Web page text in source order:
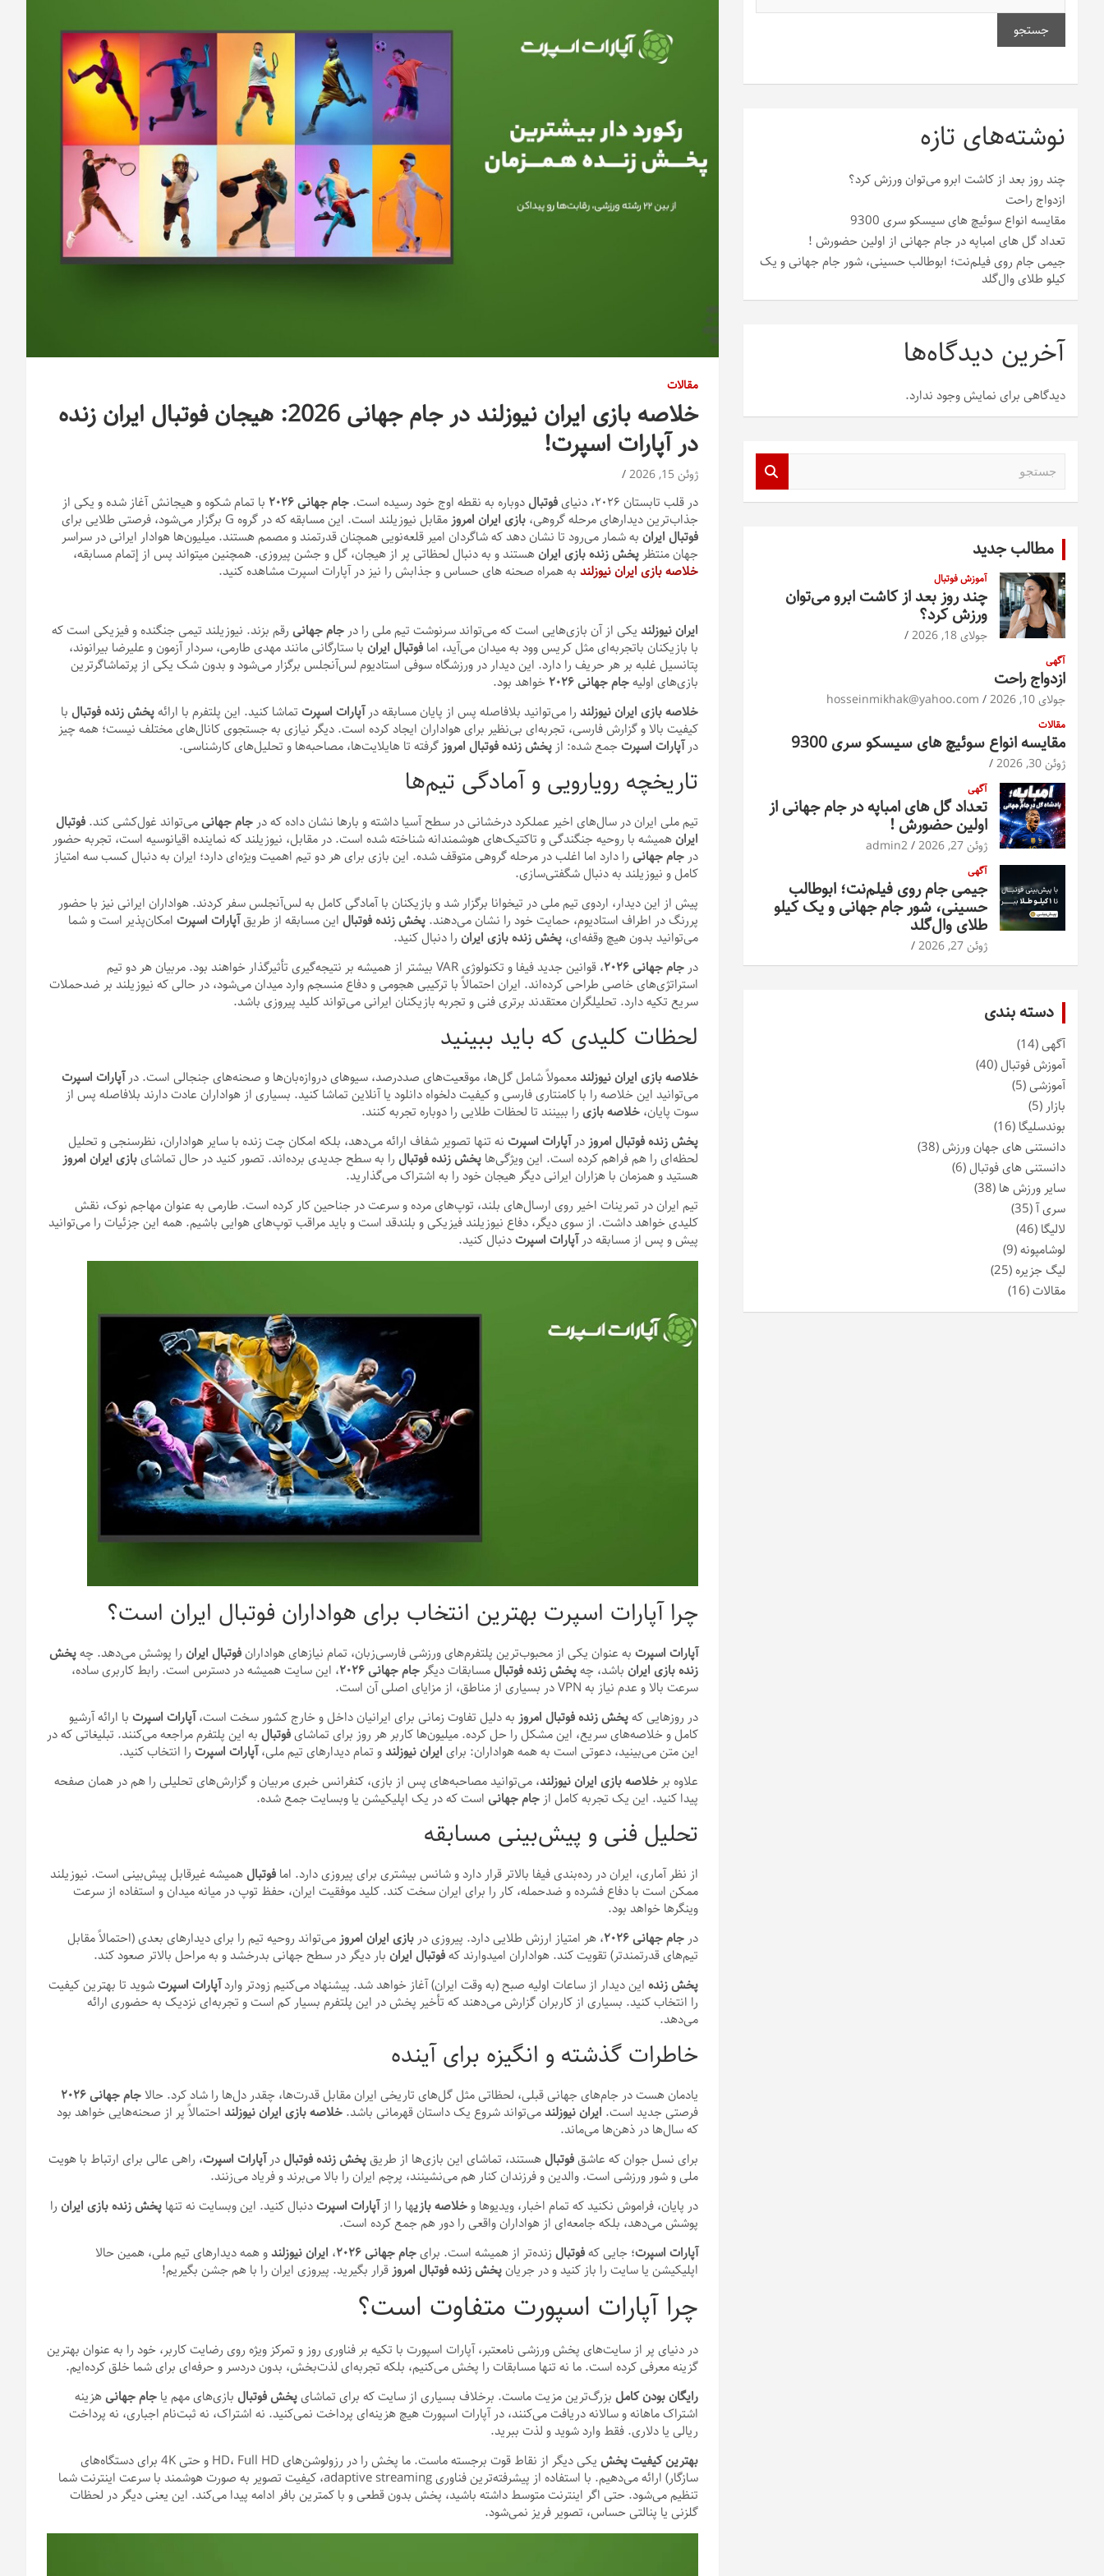
مقالات
خلاصه بازی ایران نیوزلند در جام جهانی 2026: هیجان فوتبال ایران زنده
در آپارات اسپرت!
ژوئن 15, 2026
در قلب تابستان ۲۰۲۶، دنیای فوتبالدوباره به نقطه اوج خود رسیده است. جام جهانی۲۰۲۶ با تمام شکوه و هیجانش آغاز شده و یکی از
جذاب‌ترین دیدارهای مرحله گروهی، بازی ایران امروز مقابل نیوزیلند است. این مسابقه که در گروه G برگزار می‌شود، فرصتی طلایی برای
فوتبال ایرانبه شمار می‌رود تا نشان دهد که شاگردان امیر قلعه‌نویی همچنان قدرتمند و مصمم هستند. میلیون‌ها هوادار ایرانی در سراسر
جهان منتظر پخش زنده بازی ایرانهستند و به دنبال لحظاتی پر از هیجان، گل و جشن پیروزی. همچنین میتواند پس از إتمام مسابقه،
خلاصه بازی ایران نیوزلندبه همراه صحنه های حساس و جذابش را نیز در آپارات اسپرت مشاهده کنید.
ایران نیوزلندیکی از آن بازی‌هایی است که می‌تواند سرنوشت تیم ملی را در جام جهانیرقم بزند. نیوزیلند تیمی جنگنده و فیزیکی است که
با بازیکنان باتجربه‌ای مثل کریس وود به میدان می‌آید، اما فوتبال ایرانبا ستارگانی مانند مهدی طارمی، سردار آزمون و علیرضا بیرانوند،
پتانسیل غلبه بر هر حریف را دارد. این دیدار در ورزشگاه سوفی استادیوم لس‌آنجلس برگزار می‌شود و بدون شک یکی از پرتماشاگرترین
بازی‌های اولیهجام جهانی۲۰۲۶ خواهد بود.
خلاصه بازی ایران نیوزلندرا می‌توانید بلافاصله پس از پایان مسابقه درآپارات اسپرتتماشا کنید. این پلتفرم با ارائهپخش زنده فوتبالبا
کیفیت بالا و گزارش فارسی، تجربه‌ای بی‌نظیر برای هواداران ایجاد کرده است. دیگر نیازی به جستجوی کانال‌های مختلف نیست؛ همه چیز
درآپارات اسپرتجمع شده: از پخش زنده فوتبال امروز گرفته تا هایلایت‌ها، مصاحبه‌ها و تحلیل‌های کارشناسی.
تاریخچه رویارویی و آمادگی تیم‌ها
تیم ملی ایران در سال‌های اخیر عملکرد درخشانی در سطح آسیا داشته و بارها نشان داده که در جام جهانیمی‌تواند غول‌کشی کند. فوتبال
ایرانهمیشه با روحیه جنگندگی و تاکتیک‌های هوشمندانه شناخته شده است. در مقابل، نیوزیلند که نماینده اقیانوسیه است، تجربه حضور
در جام جهانیرا دارد اما اغلب در مرحله گروهی متوقف شده. این بازی برای هر دو تیم اهمیت ویژه‌ای دارد؛ ایران به دنبال کسب سه امتیاز
کامل و نیوزیلند به دنبال شگفتی‌سازی.
پیش از این دیدار، اردوی تیم ملی در تیخوانا برگزار شد و بازیکنان با آمادگی کامل به لس‌آنجلس سفر کردند. هواداران ایرانی نیز با حضور
پررنگ در اطراف استادیوم، حمایت خود را نشان می‌دهند. پخش زنده فوتبالاین مسابقه از طریقآپارات اسپرتامکان‌پذیر است و شما
می‌توانید بدون هیچ وقفه‌ای، پخش زنده بازی ایرانرا دنبال کنید.
در جام جهانی۲۰۲۶
، قوانین جدید فیفا و تکنولوژی VAR بیشتر از همیشه بر نتیجه‌گیری تأثیرگذار خواهند بود. مربیان هر دو تیم
استراتژی‌های خاصی طراحی کرده‌اند. ایران احتمالاً با ترکیبی هجومی و دفاع منسجم وارد میدان می‌شود، در حالی که نیوزیلند بر ضدحملات
سریع تکیه دارد. تحلیلگران معتقدند برتری فنی و تجربه بازیکنان ایرانی می‌تواند کلید پیروزی باشد.
لحظات کلیدی که باید ببینید
خلاصه بازی ایران نیوزلندمعمولاً شامل گل‌ها، موقعیت‌های صددرصد، سیوهای دروازه‌بان‌ها و صحنه‌های جنجالی است. درآپارات اسپرت
می‌توانید این خلاصه را با کامنتاری فارسی و کیفیت دلخواه دانلود یا آنلاین تماشا کنید. بسیاری از هواداران عادت دارند بلافاصله پس از
سوت پایان، خلاصه بازیرا ببینند تا لحظات طلایی را دوباره تجربه کنند.
پخش زنده فوتبال امروز درآپارات اسپرتنه تنها تصویر شفاف ارائه می‌دهد، بلکه امکان چت زنده با سایر هواداران، نظرسنجی و تحلیل
لحظه‌ای را هم فراهم کرده است. این ویژگی‌ها پخش زنده فوتبالرا به سطح جدیدی برده‌اند. تصور کنید در حال تماشایبازی ایران امروز
هستید و همزمان با هزاران ایرانی دیگر هیجان خود را به اشتراک می‌گذارید.
تیم ایران در تمرینات اخیر روی ارسال‌های بلند، توپ‌های مرده و سرعت در جناحین کار کرده است. طارمی به عنوان مهاجم نوک، نقش
کلیدی خواهد داشت. از سوی دیگر، دفاع نیوزیلند فیزیکی و بلندقد است و باید مراقب توپ‌های هوایی باشیم. همه این جزئیات را می‌توانید
پیش و پس از مسابقه درآپارات اسپرتدنبال کنید.
چرا آپارات اسپرت بهترین انتخاب برای هواداران فوتبال ایران است؟
آپارات اسپرتبه عنوان یکی از محبوب‌ترین پلتفرم‌های ورزشی فارسی‌زبان، تمام نیازهای هوادارانفوتبال ایرانرا پوشش می‌دهد. چهپخش
زنده بازی ایرانباشد، چهپخش زنده فوتبالمسابقات دیگر جام جهانی۲۰۲۶، این سایت همیشه در دسترس است. رابط کاربری ساده،
سرعت بالا و عدم نیاز به VPN در بسیاری از مناطق، از مزایای اصلی آن است.
در روزهایی کهپخش زنده فوتبال امروز به دلیل تفاوت زمانی برای ایرانیان داخل و خارج کشور سخت است،آپارات اسپرتبا ارائه آرشیو
کامل و خلاصه‌های سریع، این مشکل را حل کرده. میلیون‌ها کاربر هر روز برای تماشایفوتبالبه این پلتفرم مراجعه می‌کنند. تبلیغاتی که در
این متن می‌بینید، دعوتی است به همه هواداران: برای ایران نیوزلندو تمام دیدارهای تیم ملی،آپارات اسپرترا انتخاب کنید.
علاوه بر خلاصه بازی ایران نیوزلند، می‌توانید مصاحبه‌های پس از بازی، کنفرانس خبری مربیان و گزارش‌های تحلیلی را هم در همان صفحه
پیدا کنید. این یک تجربه کامل از جام جهانیاست که در یک اپلیکیشن یا وبسایت جمع شده.
تحلیل فنی و پیش‌بینی مسابقه
از نظر آماری، ایران در رده‌بندی فیفا بالاتر قرار دارد و شانس بیشتری برای پیروزی دارد. اما فوتبالهمیشه غیرقابل پیش‌بینی است. نیوزیلند
ممکن است با دفاع فشرده و ضدحمله، کار را برای ایران سخت کند. کلید موفقیت ایران، حفظ توپ در میانه میدان و استفاده از سرعت
وینگرها خواهد بود.
در جام جهانی۲۰۲۶، هر امتیاز ارزش طلایی دارد. پیروزی در بازی ایران امروز می‌تواند روحیه تیم را برای دیدارهای بعدی (احتمالاً مقابل
تیم‌های قدرتمندتر) تقویت کند. هواداران امیدوارند کهفوتبال ایرانبار دیگر در سطح جهانی بدرخشد و به مراحل بالاتر صعود کند.
پخش زندهاین دیدار از ساعات اولیه صبح (به وقت ایران) آغاز خواهد شد. پیشنهاد می‌کنیم زودتر واردآپارات اسپرتشوید تا بهترین کیفیت
را انتخاب کنید. بسیاری از کاربران گزارش می‌دهند که تأخیر پخش در این پلتفرم بسیار کم است و تجربه‌ای نزدیک به حضوری ارائه
می‌دهد.
خاطرات گذشته و انگیزه برای آینده
یادمان هست در جام‌های جهانی قبلی، لحظاتی مثل گل‌های تاریخی ایران مقابل قدرت‌ها، چقدر دل‌ها را شاد کرد. حالا جام جهانی۲۰۲۶
فرصتی جدید است. ایران نیوزلندمی‌تواند شروع یک داستان قهرمانی باشد. خلاصه بازی ایران نیوزلنداحتمالاً پر از صحنه‌هایی خواهد بود
که سال‌ها در ذهن‌ها می‌ماند.
برای نسل جوان که عاشقفوتبالهستند، تماشای این بازی‌ها از طریقپخش زنده فوتبالدرآپارات اسپرت، راهی عالی برای ارتباط با هویت
ملی و شور ورزشی است. والدین و فرزندان کنار هم می‌نشینند، پرچم ایران را بالا می‌برند و فریاد می‌زنند.
در پایان، فراموش نکنید که تمام اخبار، ویدیوها وخلاصه بازیها را ازآپارات اسپرتدنبال کنید. این وبسایت نه تنها پخش زنده بازی ایرانرا
پوشش می‌دهد، بلکه جامعه‌ای از هواداران واقعی را دور هم جمع کرده است.
آپارات اسپرت؛ جایی کهفوتبالزنده‌تر از همیشه است. برایجام جهانی۲۰۲۶، ایران نیوزلندو همه دیدارهای تیم ملی، همین حالا
اپلیکیشن یا سایت را باز کنید و در جریانپخش زنده فوتبال امروز قرار بگیرید. پیروزی ایران را با هم جشن بگیریم!
چرا آپارات اسپورت متفاوت است؟
در دنیای پر از سایت‌های پخش ورزشی نامعتبر، آپارات اسپورت با تکیه بر فناوری روز و تمرکز ویژه روی رضایت کاربر، خود را به عنوان بهترین
گزینه معرفی کرده است. ما نه تنها مسابقات را پخش می‌کنیم، بلکه تجربه‌ای لذت‌بخش، بدون دردسر و حرفه‌ای برای شما خلق کرده‌ایم.
رایگان بودن کاملبزرگ‌ترین مزیت ماست. برخلاف بسیاری از سایت که برای تماشایپخش فوتبالبازی‌های مهم یا جام جهانیهزینه
اشتراک ماهانه و سالانه دریافت می‌کنند، در آپارات اسپورت هیچ هزینه‌ای پرداخت نمی‌کنید. نه اشتراک، نه ثبت‌نام اجباری، نه پرداخت
ریالی یا دلاری. فقط وارد شوید و لذت ببرید.
بهترین کیفیت پخش
یکی دیگر از نقاط قوت برجسته ماست. ما پخش را در رزولوشن‌های HD، Full HD و حتی 4K برای دستگاه‌های
سازگار) ارائه می‌دهیم. با استفاده از پیشرفته‌ترین فناوری adaptive streaming، کیفیت تصویر به صورت هوشمند با سرعت اینترنت شما
تنظیم می‌شود. حتی اگر اینترنت متوسط داشته باشید، پخش بدون قطعی و با کمترین بافر ادامه پیدا می‌کند. این یعنی دیگر در لحظات
گلزنی یا پنالتی حساس، تصویر فریز نمی‌شود.
جستجو
نوشته‌های تازه
چند روز بعد از کاشت ابرو می‌توان ورزش کرد؟
ازدواج راحت
مقایسه انواع سوئیچ های سیسکو سری 9300
تعداد گل های امباپه در جام جهانی از اولین حضورش !
جیمی جام روی فیلم‌نت؛ ابوطالب حسینی، شور جام جهانی و یک
کیلو طلای وال‌گلد
آخرین دیدگاه‌ها
دیدگاهی برای نمایش وجود ندارد.
مطالب جدید
آموزش فوتبال
چند روز بعد از کاشت ابرو می‌توان
ورزش کرد؟
جولای 18, 2026
آگهی
ازدواج راحت
جولای 10, 2026 hosseinmikhak@yahoo.com
مقالات
مقایسه انواع سوئیچ های سیسکو سری 9300
ژوئن 30, 2026
آگهی
تعداد گل های امباپه در جام جهانی از
اولین حضورش !
ژوئن 27, 2026 admin2
آگهی
جیمی جام روی فیلم‌نت؛ ابوطالب
حسینی، شور جام جهانی و یک کیلو
طلای وال‌گلد
ژوئن 27, 2026
دسته بندی
آگهی(14)
آموزش فوتبال(40)
آموزشی(5)
بازار (5)
بوندسلیگا (16)
دانستنی های جهان ورزش(38)
دانستنی های فوتبال(6)
سایر ورزش ها (38)
سری آ(35)
لالیگا (46)
لوشامپونه(9)
لیگ جزیره(25)
مقالات(16)